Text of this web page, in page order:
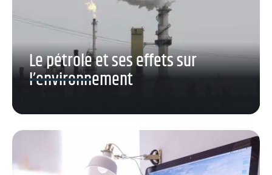
Le pétrole et ses effets sur
l’environnement